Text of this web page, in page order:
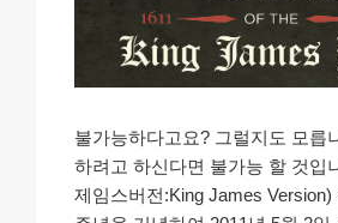
불가능하다고요? 그럴지도 모
하려고 하신다면 불가능 할 것입
제임스버전:King James Version)